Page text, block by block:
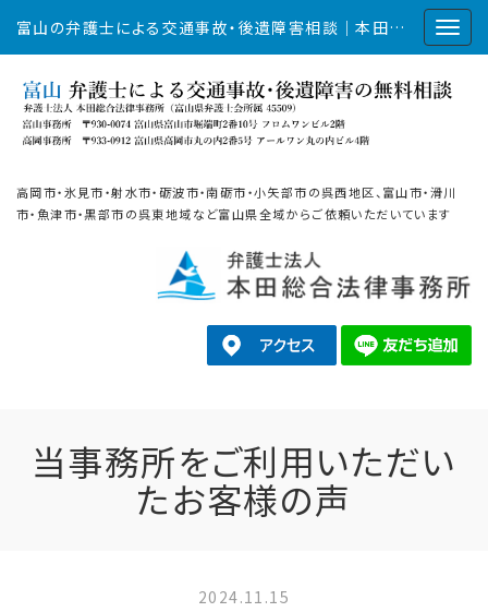
富山の弁護士による交通事故・後遺障害相談｜本田総合法律事務所
高岡市・氷見市・射水市・砺波市・南砺市・小矢部市の呉西地区、富山市・滑川
市・魚津市・黒部市の呉東地域など富山県全域からご依頼いただいています
当事務所をご利用いただい
たお客様の声
2024.11.15